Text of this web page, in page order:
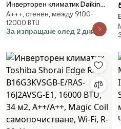
Инверторен климатик Daikin
Emura 3 FTXJ35AS + RXJ35A,
12000 BTU, 25 м2, A+++, Wi-Fi, R-
32, Сив
A+++, стенен, между 9100-
12000 BTU
За изпращане след 2 дни